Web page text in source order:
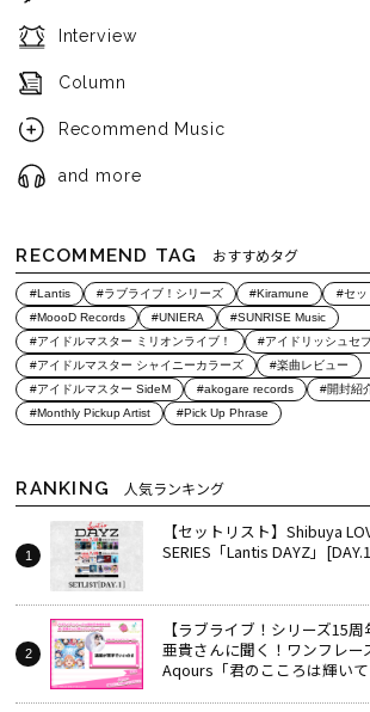
Interview
Column
Recommend Music
and more
RECOMMEND TAG おすすめタグ
#Lantis #ラブライブ！シリーズ #Kiramune
#セッ
#MoooD Records
#UNIERA
#SUNRISE Music
#アイドルマスター ミリオンライブ！
#アイドリッシュセ
#アイドルマスター シャイニーカラーズ
#楽曲レビュー
#アイドルマスター SideM
#akogare records #開封紹
#Monthly Pickup Artist
#Pick Up Phrase
RANKING 人気ランキング
【セットリスト】Shibuya
SERIES「Lantis DAYZ」
【ラブライブ！シリーズ15
亜貴さんに聞く！ワンフレー
Aqours「君のこころは輝いて